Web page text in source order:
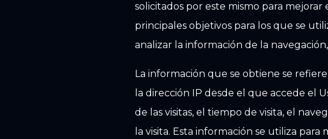
solicitados por este mismo para
principales objetivos para los que se
analizar la información de la
La información que se obtiene se
la dirección IP desde el que accede el
de las visitas, el tiempo de visita, el
la visita. Esta información se utiliza